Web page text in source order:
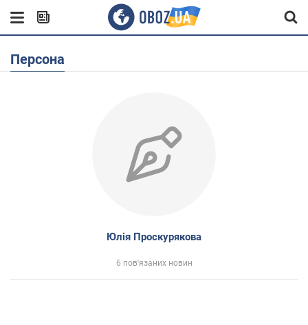
Персона
Юлія Проскурякова
6 пов'язаних новин